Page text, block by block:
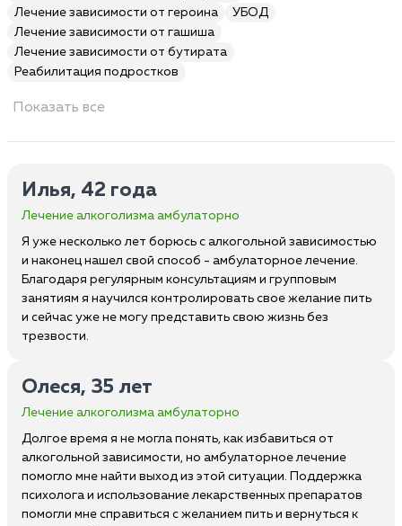
Лечение зависимости от героина
УБОД
Лечение зависимости от гашиша
Лечение зависимости от бутирата
Реабилитация подростков
Показать все
Илья, 42 года
Лечение алкоголизма амбулаторно
Я уже несколько лет борюсь с алкогольной зависимостью
и наконец нашел свой способ - амбулаторное лечение.
Благодаря регулярным консультациям и групповым
занятиям я научился контролировать свое желание пить
и сейчас уже не могу представить свою жизнь без
трезвости.
Олеся, 35 лет
Лечение алкоголизма амбулаторно
Долгое время я не могла понять, как избавиться от
алкогольной зависимости, но амбулаторное лечение
помогло мне найти выход из этой ситуации. Поддержка
психолога и использование лекарственных препаратов
помогли мне справиться с желанием пить и вернуться к